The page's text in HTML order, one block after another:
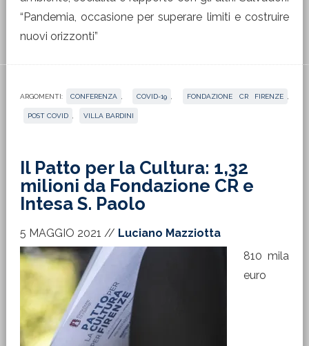
“Pandemia, occasione per superare limiti e costruire
nuovi orizzonti”
ARGOMENTI: CONFERENZA COVID-19 FONDAZIONE CR FIRENZE
POST COVID VILLA BARDINI
Il Patto per la Cultura: 1,32
milioni da Fondazione CR e
Intesa S. Paolo
5 MAGGIO 2021 // Luciano Mazziotta
810 mila
euro